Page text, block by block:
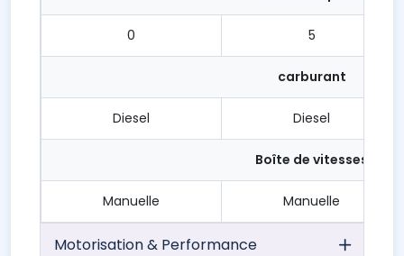
0 5
carburant
Diesel Diesel
Boîte de vitesses
Manuelle Manuelle
Motorisation & Performance